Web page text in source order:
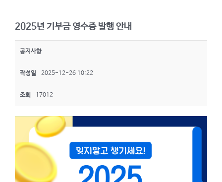
2025년 기부금 영수증 발행 안내
공지사항
작성일 2025-12-26 10:22
조회 17012